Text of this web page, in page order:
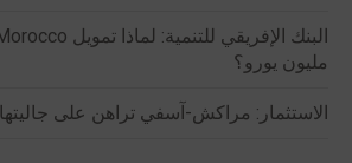
مليون يورو؟
الاستثمار: مراكش-آسفي تراهن على جاليتها